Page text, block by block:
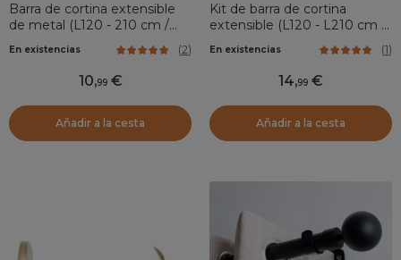
Barra de cortina extensible
de metal (L120 - 210 cm /
mate
En existencias (2)
10,99
Añadir a la cesta
Kit de barra de cortina
extensible (L120 - L210 cm /
En existencias (1)
14,99
Añadir a la cesta